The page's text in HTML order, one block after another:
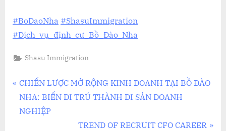
#BoDaoNha #ShasuImmigration
#Dịch_vụ_định_cư_Bồ_Đào_Nha
Shasu Immigration
Điều
hướng
P
r
e
CHIẾN LƯỢC MỞ RỘNG KINH DOANH TẠI BỒ ĐÀO
NHA: BIẾN DI TRÚ THÀNH DI SẢN DOANH
NGHIỆP
N
TREND OF RECRUIT CFO CAREER